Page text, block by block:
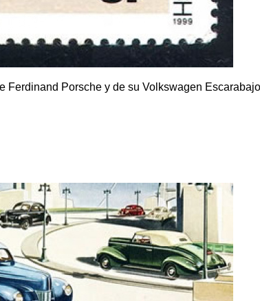
Ferdinand Porsche y de su Volkswagen